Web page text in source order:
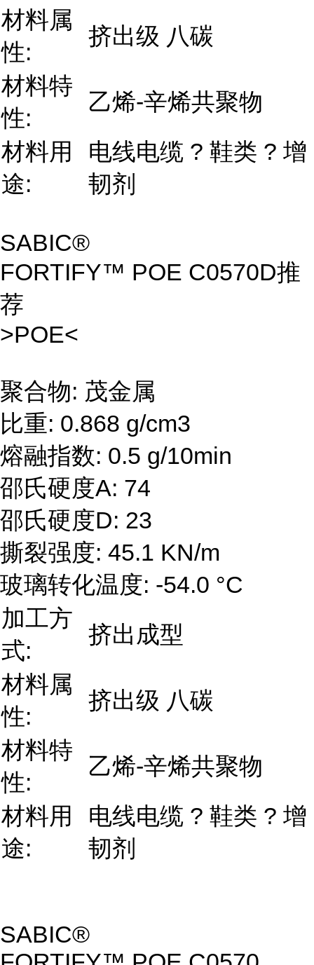
材料属
性:
挤出级 八碳
材料特
性:
乙烯-辛烯共聚物
材料用
途:
电线电缆 ? 鞋类 ? 增
韧剂
SABIC®
FORTIFY™ POE C0570D推
荐
>POE<
聚合物: 茂金属
比重: 0.868 g/cm3
熔融指数: 0.5 g/10min
邵氏硬度A: 74
邵氏硬度D: 23
撕裂强度: 45.1 KN/m
玻璃转化温度: -54.0 °C
加工方
式:
挤出成型
材料属
性:
挤出级 八碳
材料特
性:
乙烯-辛烯共聚物
材料用
途:
电线电缆 ? 鞋类 ? 增
韧剂
SABIC®